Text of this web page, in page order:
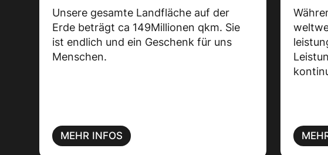
Unsere gesamte Landfläche auf der
Erde beträgt ca 149Millionen qkm. Sie
ist endlich und ein Geschenk für uns
Menschen.
MEHR INFOS